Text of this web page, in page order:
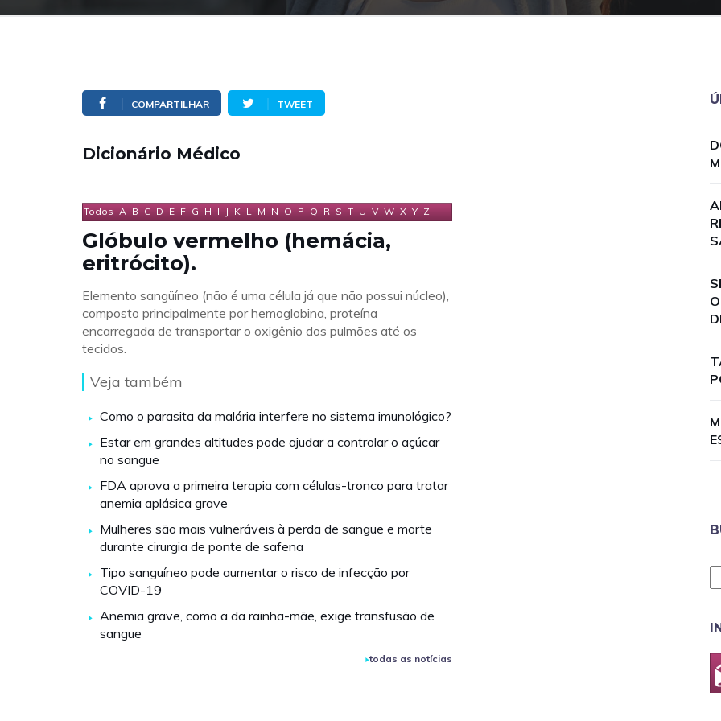
COMPARTILHAR TWEET
Dicionário Médico
Todos A B C D E F G H I J K L M N O P Q R S T U V W X Y Z
Glóbulo vermelho (hemácia,
eritrócito).
Elemento sangüíneo (não é uma célula já que não possui núcleo),
composto principalmente por hemoglobina, proteína
encarregada de transportar o oxigênio dos pulmões até os
tecidos.
Veja também
Como o parasita da malária interfere no sistema imunológico?
Estar em grandes altitudes pode ajudar a controlar o açúcar
no sangue
FDA aprova a primeira terapia com células-tronco para tratar
anemia aplásica grave
Mulheres são mais vulneráveis à perda de sangue e morte
durante cirurgia de ponte de safena
Tipo sanguíneo pode aumentar o risco de infecção por
COVID-19
Anemia grave, como a da rainha-mãe, exige transfusão de
sangue
todas as notícias